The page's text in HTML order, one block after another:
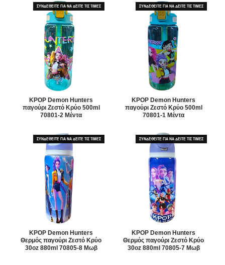
ΣΥΝΔΕΘΕΙΤΕ ΓΙΑ ΝΑ ΔΕΙΤΕ ΤΙΣ ΤΙΜΕΣ
KPOP Demon Hunters
παγούρι Ζεστό Κρύο 500ml
70801-2 Μέντα
ΣΥΝΔΕΘΕΙΤΕ ΓΙΑ ΝΑ ΔΕΙΤΕ ΤΙΣ ΤΙΜΕΣ
KPOP Demon Hunters
παγούρι Ζεστό Κρύο 500ml
70801-1 Μέντα
ΣΥΝΔΕΘΕΙΤΕ ΓΙΑ ΝΑ ΔΕΙΤΕ ΤΙΣ ΤΙΜΕΣ
KPOP Demon Hunters
Θερμός παγούρι Ζεστό Κρύο
30oz 880ml 70805-8 Μωβ
ΣΥΝΔΕΘΕΙΤΕ ΓΙΑ ΝΑ ΔΕΙΤΕ ΤΙΣ ΤΙΜΕΣ
KPOP Demon Hunters
Θερμός παγούρι Ζεστό Κρύο
30oz 880ml 70805-7 Μωβ